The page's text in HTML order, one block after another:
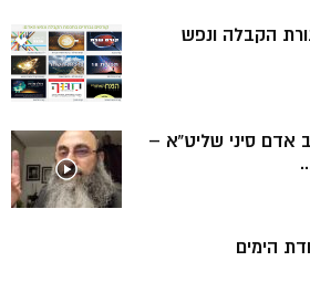
הקבלה ונפש
אדם סיני שליט”א –
הימים